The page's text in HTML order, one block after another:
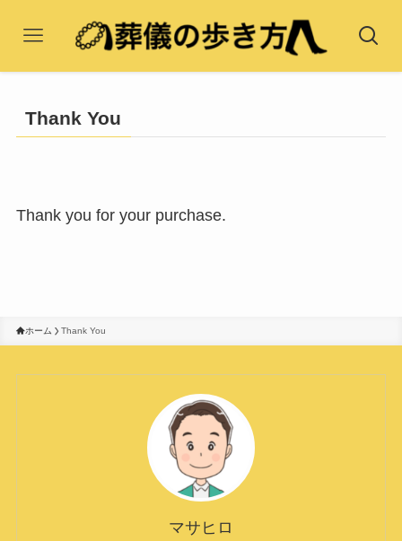
Thank You
Thank you for your purchase.
ホーム Thank You
マサヒロ